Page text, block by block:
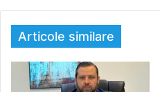
Articole similare